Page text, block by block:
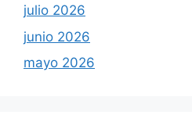
julio 2026
junio 2026
mayo 2026